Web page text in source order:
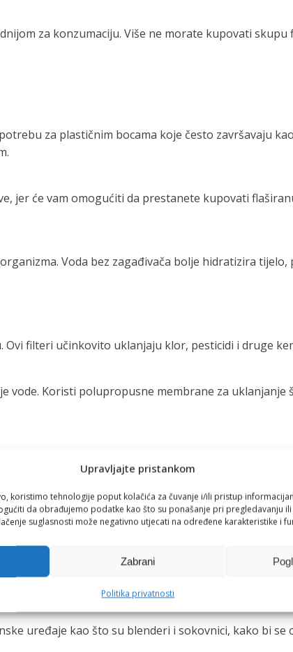
Upravljajte pristankom
koristimo tehnologije poput kolačića za čuvanje i/ili pristup
da obrađujemo podatke kao što su ponašanje pri pregledavanju
suglasnosti može negativno utjecati na određene karakteristike i
Zabrani
Politika privatnosti
za konzumaciju. Više ne morate kupovati
za plastičnim bocama koje često završavaju
jer će vam omogućiti da prestanete kupovati
Voda bez zagađivača bolje hidratizira
filteri učinkovito uklanjaju klor, pesticidi i druge
vode. Koristi polupropusne membrane za
štetne tvari dok zadržavaju esencijalne
i učinkovita opcija za pristup pitkoj vodi
One ne samo da filtriraju
uređaje kao što su blenderi i sokovnici, kako bi